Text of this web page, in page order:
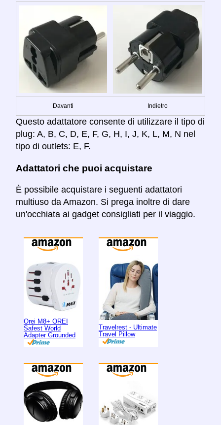
Davanti Indietro
Questo adattatore consente di utilizzare il tipo di
plug: A, B, C, D, E, F, G, H, I, J, K, L, M, N nel
tipo di outlets: E, F.
Adattatori che puoi acquistare
È possibile acquistare i seguenti adattatori
multiuso da Amazon. Si prega inoltre di dare
un'occhiata ai gadget consigliati per il viaggio.
Orei M8+ OREI
Safest World
Adapter Grounded
Travelrest - Ultimate
Travel Pillow